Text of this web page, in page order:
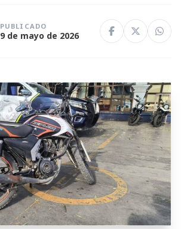
PUBLICADO
9 de mayo de 2026